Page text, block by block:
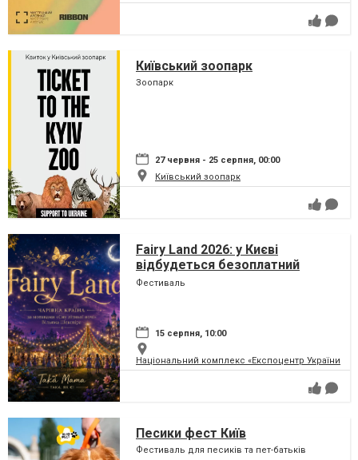
Київський зоопарк
Зоопарк
27 червня - 25 серпня, 00:00
Київський зоопарк
Fairy Land 2026: у Києві
відбудеться безоплатний
сімейний фестиваль, який
Фестиваль
15 серпня, 10:00
Національний комплекс «Експоцентр України»
Песики фест Київ
Фестиваль для песиків та пет-батьків